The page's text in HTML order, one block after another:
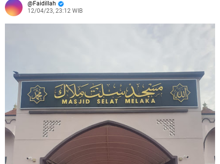
Faidillah
12/04/23, 23:12 WIB